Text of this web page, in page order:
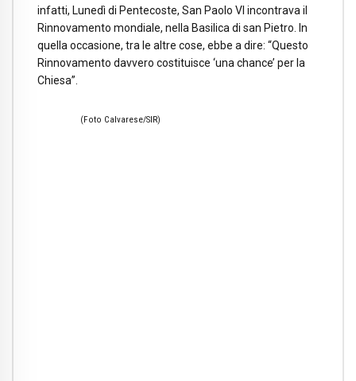
infatti, Lunedì di Pentecoste, San Paolo VI incontrava il
Rinnovamento mondiale, nella Basilica di san Pietro. In
quella occasione, tra le altre cose, ebbe a dire: “Questo
Rinnovamento davvero costituisce ‘una chance’ per la
Chiesa”.
(Foto Calvarese/SIR)